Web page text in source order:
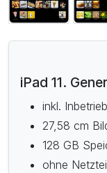
iPad 11.
inkl.
27,58 cm
128 GB
ohne